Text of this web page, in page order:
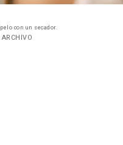
con un secador.